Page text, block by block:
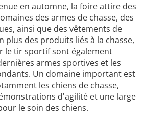
en automne, la foire attire des
des armes de chasse, des
ainsi que des vêtements de
plus des produits liés à la chasse,
le tir sportif sont également
armes sportives et les
Un domaine important est
les chiens de chasse,
d'agilité et une large
le soin des chiens.